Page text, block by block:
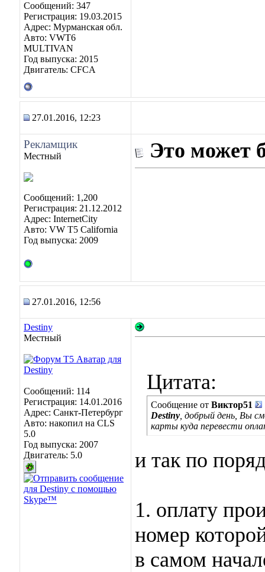
Сообщений: 347
Регистрация: 19.03.2015
Адрес: Мурманская обл.
Авто: VWT6
MULTIVAN
Год выпуска: 2015
Двигатель: CFCA
27.01.2016, 12:23
Рекламщик
Местный
Сообщений: 1,200
Регистрация: 21.12.2012
Адрес: InternetCity
Авто: VW T5 California
Год выпуска: 2009
Это может
27.01.2016, 12:56
Destiny
Местный
Сообщений: 114
Регистрация: 14.01.2016
Адрес: Санкт-Петербург
Авто: накопил на CLS
5.0
Год выпуска: 2007
Двигатель: 5.0
Цитата:
Сообщение от Виктор51
Destiny , добрый день, Вы
карты куда перевести
и так по
1. оплату
номер
в самом